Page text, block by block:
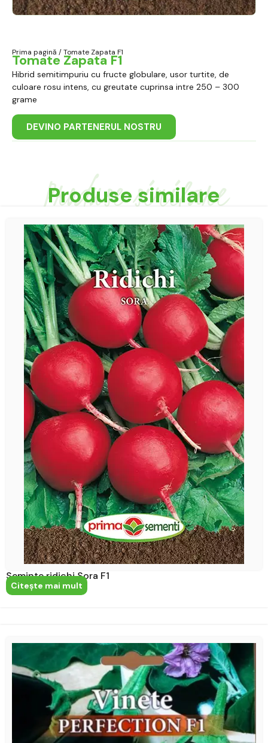
Prima pagină / Tomate Zapata F1
Tomate Zapata F1
Hibrid semitimpuriu cu fructe globulare, usor turtite, de
culoare rosu intens, cu greutate cuprinsa intre 250 – 300
grame
DEVINO PARTENERUL NOSTRU
Produse similare
Produse similare
Seminte ridichi Sora F1
Citeşte mai mult